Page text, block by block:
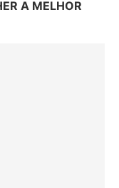
A MELHOR